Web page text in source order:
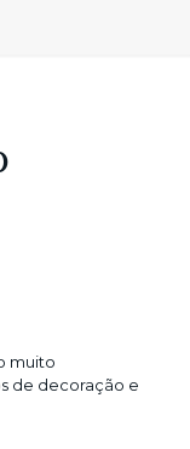
muito
de decoração e